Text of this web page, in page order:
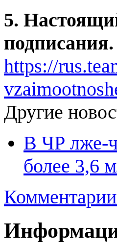
5.
подписания.
https://
Другие
В ЧР лже-
более 3,6